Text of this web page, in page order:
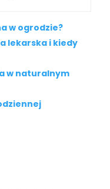
w ogrodzie?
lekarska i kiedy
w naturalnym